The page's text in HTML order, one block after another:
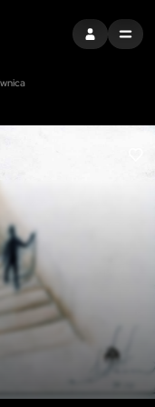
ZALOGUJ SIĘ
MENU